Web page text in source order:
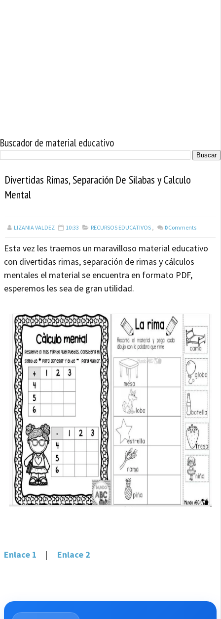
Buscador de material educativo
Divertidas Rimas, Separación De Silabas y Calculo
Mental
LIZANIA VALDEZ 10:33 RECURSOS EDUCATIVOS , 0 Comments
Esta vez les traemos un maravilloso material educativo
con divertidas rimas, separación de rimas y cálculos
mentales el material se encuentra en formato PDF,
esperemos les sea de gran utilidad.
Enlace 1 | Enlace 2